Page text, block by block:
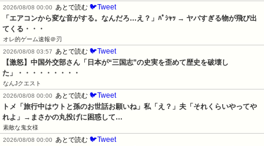
2026/08/08 00:00
あとで読む 🐦Tweet
「エアコンから変な音がする。なんだろ…え？」ﾊﾟｼｬｯ → ヤバすぎる物が飛び出
てくる・・・
オレ的ゲーム速報＠刃
2026/08/08 03:57
あとで読む 🐦Tweet
【激怒】中国外交部さん「日本が“三国志”の史実を歪めて歴史を破壊し
た」・・・・・・・・・
なんJクエスト
2026/08/08 00:00
あとで読む 🐦Tweet
トメ「旅行中はウトと孫のお世話お願いね」私「え？」夫「それくらいやってや
れよ」→まさかの丸投げに困惑して…
素敵な鬼女様
2026/08/08 00:00
あとで読む 🐦Tweet